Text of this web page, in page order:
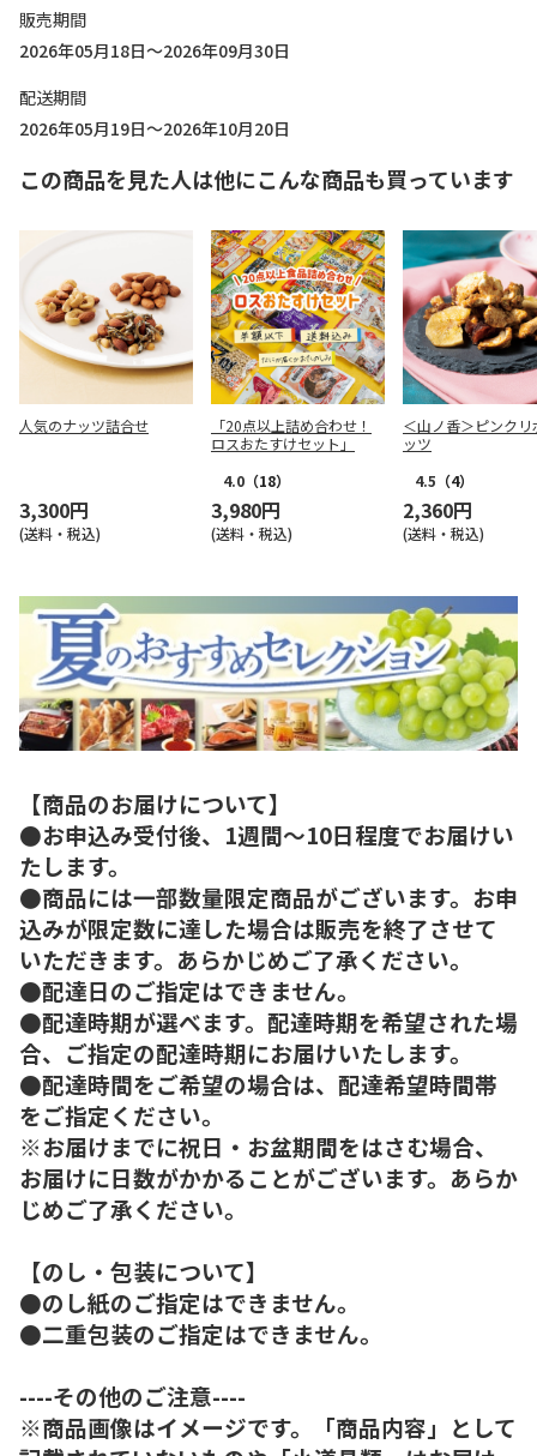
販売期間
2026年05月18日～2026年09月30日
配送期間
2026年05月19日～2026年10月20日
この商品を見た人は他にこんな商品も買っています
人気のナッツ詰合せ
3,300円
(送料・税込)
「20点以上詰め合わせ！
ロスおたすけセット」
4.0 （18）
3,980円
(送料・税込)
＜山ノ香＞ピンクリ
ッツ
4.5 （4）
2,360円
(送料・税込)
【商品のお届けについて】
●お申込み受付後、1週間～10日程度でお届けい
たします。
●商品には一部数量限定商品がございます。お申
込みが限定数に達した場合は販売を終了させて
いただきます。あらかじめご了承ください。
●配達日のご指定はできません。
●配達時期が選べます。配達時期を希望された場
合、ご指定の配達時期にお届けいたします。
●配達時間をご希望の場合は、配達希望時間帯
をご指定ください。
※お届けまでに祝日・お盆期間をはさむ場合、
お届けに日数がかかることがございます。あらか
じめご了承ください。
【のし・包装について】
●のし紙のご指定はできません。
●二重包装のご指定はできません。
----その他のご注意----
※商品画像はイメージです。「商品内容」として